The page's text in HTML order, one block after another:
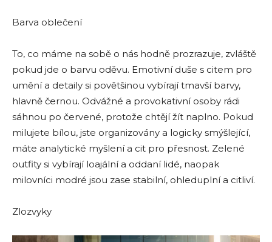
Barva oblečení
To, co máme na sobě o nás hodně prozrazuje, zvláště
pokud jde o barvu oděvu. Emotivní duše s citem pro
umění a detaily si povětšinou vybírají tmavší barvy,
hlavně černou. Odvážné a provokativní osoby rádi
sáhnou po červené, protože chtějí žít naplno. Pokud
milujete bílou, jste organizovány a logicky smýšlející,
máte analytické myšlení a cit pro přesnost. Zelené
outfity si vybírají loajální a oddaní lidé, naopak
milovníci modré jsou zase stabilní, ohleduplní a citliví.
Zlozvyky